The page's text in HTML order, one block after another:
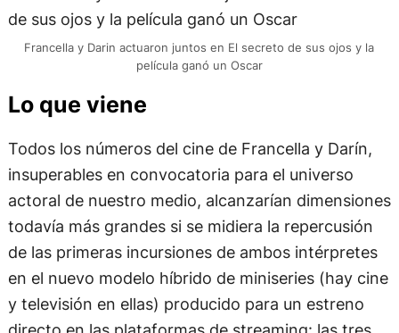
película ganó un Oscar
Lo que viene
Todos los números del cine de Francella y Darín,
insuperables en convocatoria para el universo
actoral de nuestro medio, alcanzarían dimensiones
todavía más grandes si se midiera la repercusión
de las primeras incursiones de ambos intérpretes
en el nuevo modelo híbrido de miniseries (hay cine
y televisión en ellas) producido para un estreno
directo en las plataformas de streaming: las tres